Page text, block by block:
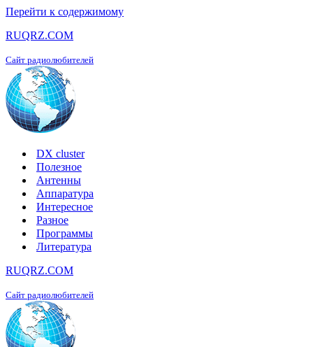
Перейти к содержимому
RUQRZ.COM
Сайт радиолюбителей
DX cluster
Полезное
Антенны
Аппаратура
Интересное
Разное
Программы
Литература
RUQRZ.COM
Сайт радиолюбителей